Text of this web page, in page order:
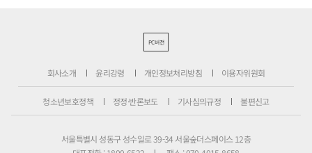
PC버전
회사소개 윤리강령 개인정보처리방침 이용자위원회
청소년보호정책 정정·반론보도 기사심의규정 불편신고
서울특별시 성동구 성수일로 39-34 서울숲더스페이스 12층